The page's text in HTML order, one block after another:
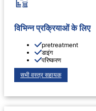
विभिन्न प्रक्रियाओं के लिए
pretreatment
डाइंग
परिष्करण
सभी वस्त्र सहायक